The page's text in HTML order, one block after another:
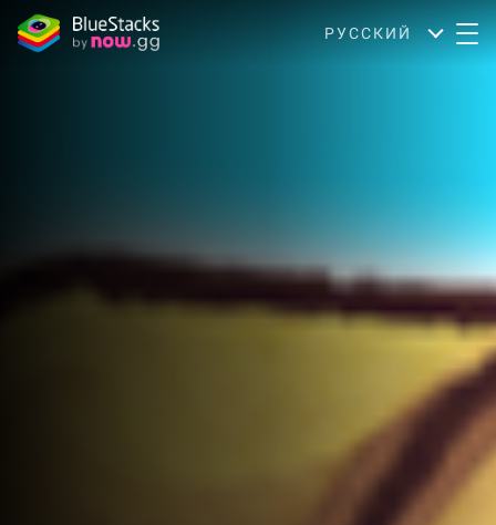
РУССКИЙ